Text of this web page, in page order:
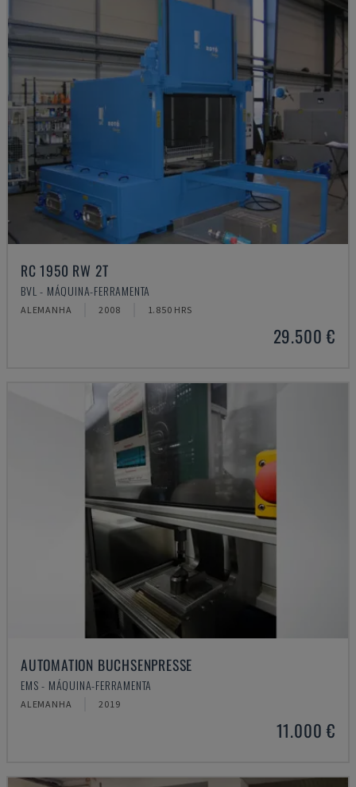
RC 1950 RW 2T
BVL - MÁQUINA-FERRAMENTA
ALEMANHA 2008 1.850 HRS
29.500 €
AUTOMATION BUCHSENPRESSE
EMS - MÁQUINA-FERRAMENTA
ALEMANHA 2019
11.000 €